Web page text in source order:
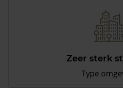
Zeer sterk
Type